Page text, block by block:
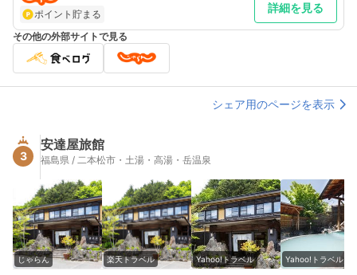
ポイント貯まる 詳細を見る
その他の外部サイトで見る
シェア用のページを表示
3
安達屋旅館
福島県 / 二本松市・土湯・高湯・岳温泉
じゃらん 楽天トラベル Yahoo!トラベル Yahoo!トラベル